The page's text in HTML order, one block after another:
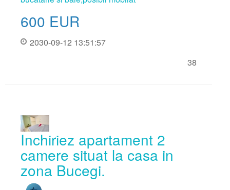
600 EUR
2030-09-12 13:51:57
38
Inchiriez apartament 2
camere situat la casa in
zona Bucegi.
Contractul de inchiriere
Contractul de vanzare